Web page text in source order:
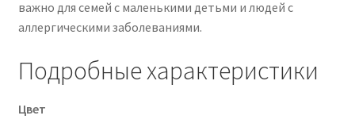
важно для семей с маленькими детьми и людей с
аллергическими заболеваниями.
Подробные характеристики
Цвет